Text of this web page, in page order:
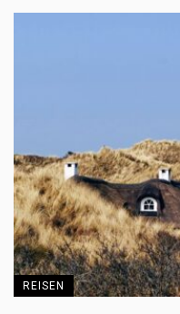
REISEN